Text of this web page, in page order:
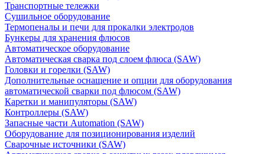
Транспортные тележки
Сушильное оборудование
Термопеналы и печи для прокалки электродов
Бункеры для хранения флюсов
Автоматическое оборудование
Автоматическая сварка под слоем флюса (SAW)
Головки и горелки (SAW)
Дополнительные оснащение и опции для оборудования
автоматической сварки под флюсом (SAW)
Каретки и манипуляторы (SAW)
Контроллеры (SAW)
Запасные части Automation (SAW)
Оборудование для позиционирования изделий
Сварочные источники (SAW)